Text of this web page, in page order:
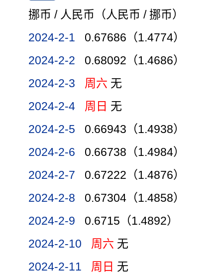
挪币 / 人民币（人民币 / 挪币）
2024-2-1
0.67686（1.4774）
2024-2-2
0.68092（1.4686）
2024-2-3
周六 无
2024-2-4
周日 无
2024-2-5
0.66943（1.4938）
2024-2-6
0.66738（1.4984）
2024-2-7
0.67222（1.4876）
2024-2-8
0.67304（1.4858）
2024-2-9
0.6715（1.4892）
2024-2-10
周六 无
2024-2-11
周日 无